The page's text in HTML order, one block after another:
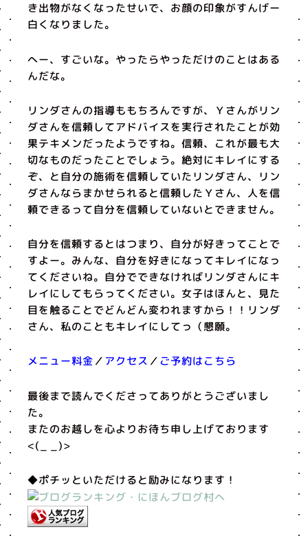
き出物がなくなったせいで、お顔の印象がすんげー
白くなりました。
へー、すごいな。やったらやっただけのことはある
んだな。
リンダさんの指導ももちろんですが、Ｙさんがリン
ダさんを信頼してアドバイスを実行されたことが効
果テキメンだったようですね。信頼、これが最も大
切なものだったことでしょう。絶対にキレイにする
ぞ、と自分の施術を信頼していたリンダさん、リン
ダさんならまかせられると信頼したＹさん、人を信
頼できるって自分を信頼していないとできません。
自分を信頼するとはつまり、自分が好きってことで
すよー。みんな、自分を好きになってキレイになっ
てくださいね。自分でできなければリンダさんにキ
レイにしてもらってください。女子はほんと、見た
目を触ることでどんどん変われますから！！リンダ
さん、私のこともキレイにしてっ（懇願。
メニュー料金／ アクセス ／ご予約はこちら
最後まで読んでくださってありがとうございまし
た。
またのお越しを心よりお待ち申し上げております
<(_ _)>
◆ポチッといただけると励みになります！